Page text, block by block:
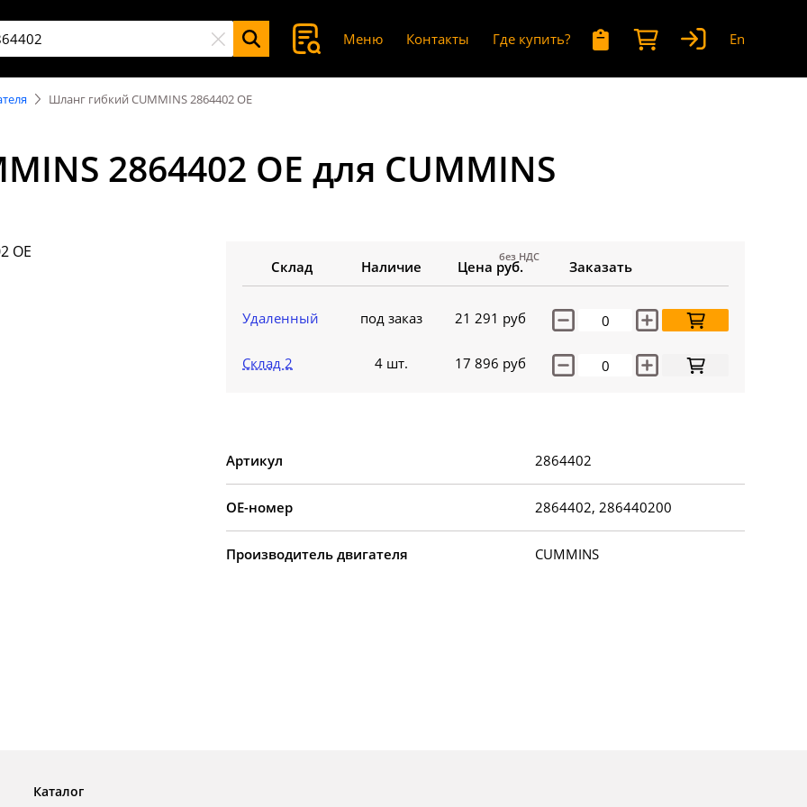
Меню Контакты Где купить? En
Шланг гибкий CUMMINS 2864402 OE
2864402 OE для CUMMINS
Склад Наличие Цена руб.
без НДС
Заказать
Удаленный под заказ 21 291 руб
Склад 2 4 шт. 17 896 руб
Артикул 2864402
OE-номер 2864402, 286440200
Производитель двигателя CUMMINS
Каталог